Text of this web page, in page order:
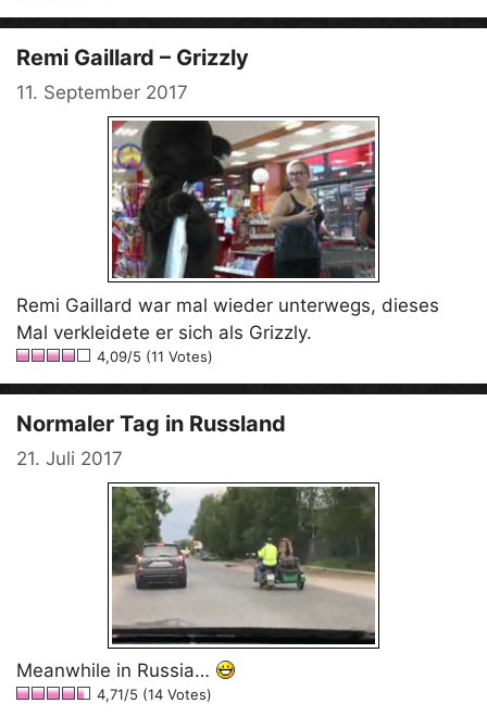
Remi Gaillard – Grizzly
11. September 2017
Remi Gaillard war mal wieder unterwegs, dieses
Mal verkleidete er sich als Grizzly.
4,09/5 (11 Votes)
Normaler Tag in Russland
21. Juli 2017
Meanwhile in Russia…
4,71/5 (14 Votes)